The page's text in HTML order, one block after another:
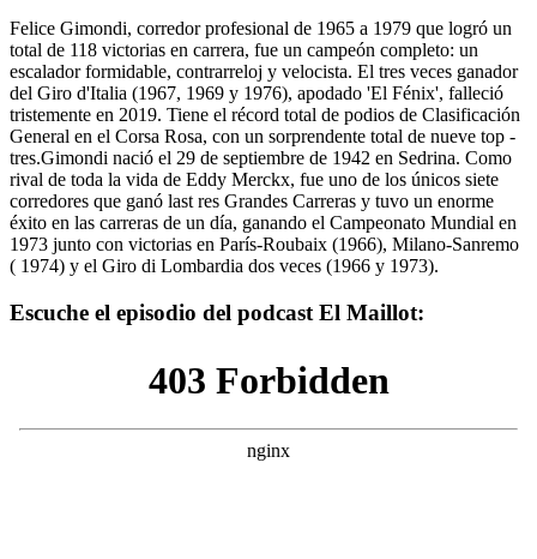
Felice Gimondi, corredor profesional de 1965 a 1979 que logró un
total de 118 victorias en carrera, fue un campeón completo: un
escalador formidable, contrarreloj y velocista. El tres veces ganador
del Giro d'Italia (1967, 1969 y 1976), apodado 'El Fénix', falleció
tristemente en 2019. Tiene el récord total de podios de Clasificación
General en el Corsa Rosa, con un sorprendente total de nueve top -
tres.Gimondi nació el 29 de septiembre de 1942 en Sedrina. Como
rival de toda la vida de Eddy Merckx, fue uno de los únicos siete
corredores que ganó last res Grandes Carreras y tuvo un enorme
éxito en las carreras de un día, ganando el Campeonato Mundial en
1973 junto con victorias en París-Roubaix (1966), Milano-Sanremo
( 1974) y el Giro di Lombardia dos veces (1966 y 1973).
Escuche el episodio del podcast El Maillot: